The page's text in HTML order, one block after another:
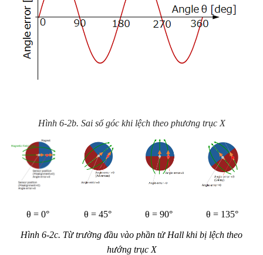
Hình 6-2b. Sai số góc khi lệch theo phương trục X
θ = 0° θ = 45° θ = 90° θ = 135°
Hình 6-2c. Từ trường đầu vào phần tử Hall khi bị lệch theo
hướng trục X